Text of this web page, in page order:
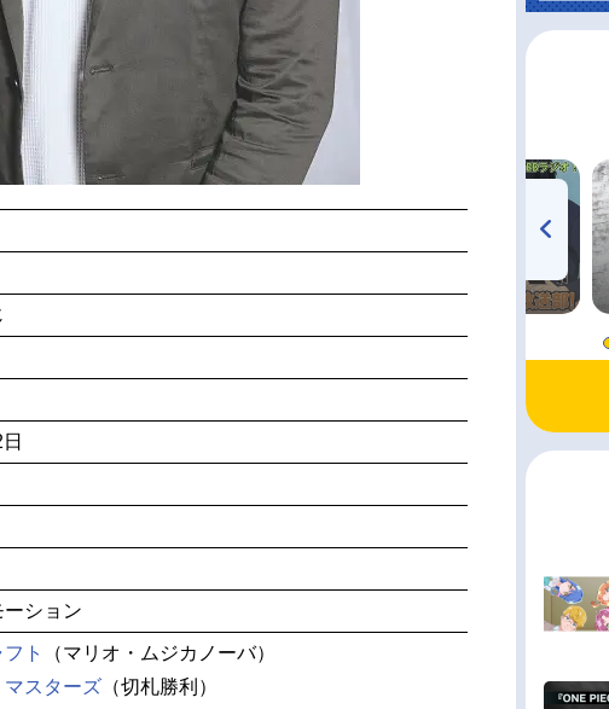
ション
ト
（マリオ・ムジカノーバ）
マスターズ （切札勝利）
radio 大直会 2nd season